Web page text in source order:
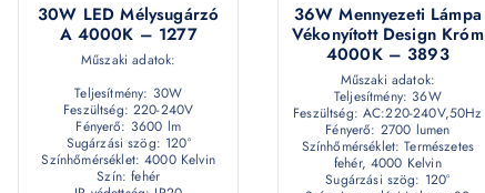
30W LED Mélysugárzó
A 4000K – 1277
Műszaki adatok:
Teljesítmény: 30W
Feszültség: 220-240V
Fényerő: 3600 lm
Sugárzási szög: 120°
Színhőmérséklet: 4000 Kelvin
Szín: fehér
36W Mennyezeti Lámpa
Vékonyított Design Króm
4000K – 3893
Műszaki adatok:
Teljesítmény: 36W
Feszültség: AC:220-240V,50Hz
Fényerő: 2700 lumen
Színhőmérséklet: Természetes
fehér, 4000 Kelvin
Sugárzási szög: 120°